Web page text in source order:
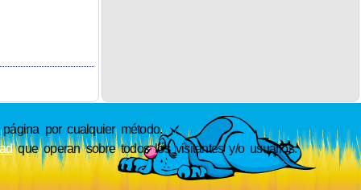
por cualquier método.
que operan sobre todos los visitantes y/o usuarios.